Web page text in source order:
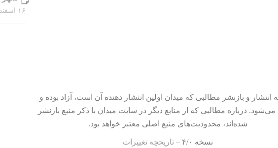
۱۶ اسفند ۱۴۰۰
انتشار و بازنشر مطالبی که میدان اولین انتشار دهنده آن است، آزاد بوده و
درباره مطالبی که از منابع دیگر در سایت میدان با ذکر منبع بازنشر
شده‌اند، محدودیت‌های منبع اصلی معتبر خواهد بود.
نسخه ۴/۰ – تاریخچه تغییرات